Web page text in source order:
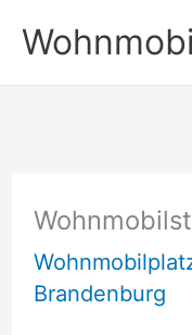
Inhalt
springen
Brandenburg